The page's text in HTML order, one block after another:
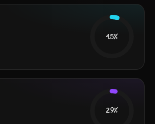
4.5%
2.9%